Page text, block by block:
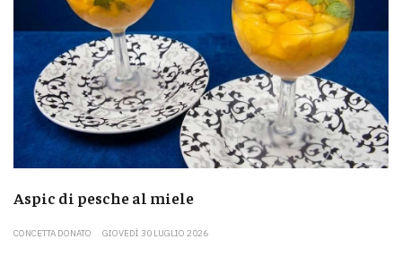
Aspic di pesche al miele
CONCETTA DONATO GIOVEDÌ 30 LUGLIO 2026